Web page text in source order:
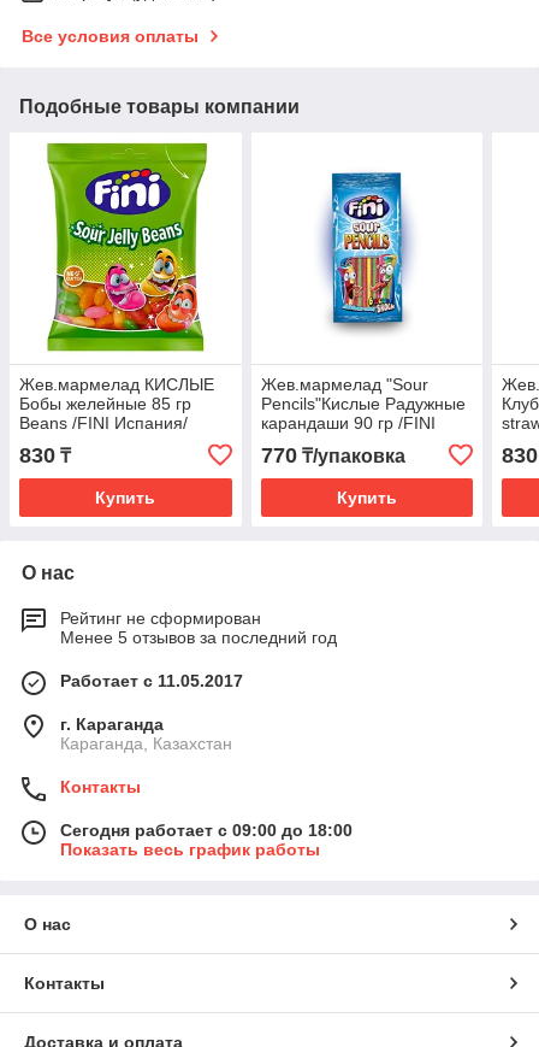
Все условия оплаты
Подобные товары компании
Жев.мармелад КИСЛЫЕ
Бобы желейные 85 гр
Beans /FINI Испания/
(12шт - упак)
830 ₸
Купить
Жев.мармелад "Sour
Pencils"Кислые Радужные
карандаши 90 гр /FINI
Испания/ (12шт-упак)
770₸/упаковка
Купить
830
О нас
Рейтинг не сформирован
Менее 5 отзывов за последний год
Работает с 11.05.2017
г. Караганда
Караганда, Казахстан
Контакты
Сегодня работает с 09:00 до 18:00
Показать весь график работы
О нас
Контакты
Доставка и оплата